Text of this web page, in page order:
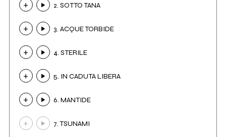
2. SOTTO TANA
3. ACQUE TORBIDE
4. STERILE
5. IN CADUTA LIBERA
6. MANTIDE
7. TSUNAMI